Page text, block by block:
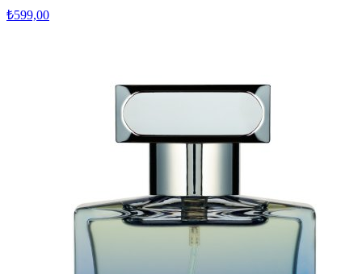
₺599,00